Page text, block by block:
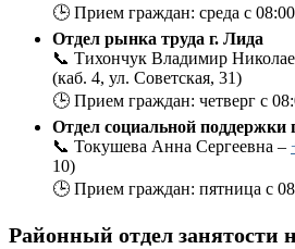
🕒 Прием граждан: среда с
Отдел рынка труда г. Лида
📞 Тихончук Владимир
(каб. 4, ул. Советская, 31)
🕒 Прием граждан: четверг с
Отдел социальной поддержки
📞 Токушева Анна Сергеевна –
10)
🕒 Прием граждан: пятница с
Районный отдел занятости